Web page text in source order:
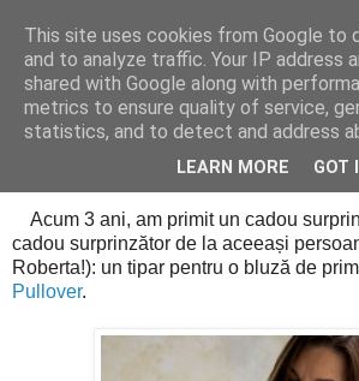
Cealalta realitate
joi, ianuarie 31, 2019
Pulover Eggwhite
Acum 3 ani, am primit un cadou
cadou surprinzător de la aceeași
Roberta!): un tipar pentru o bluză de
Pullover.
This site uses cookies from Google to
and to analyze traffic. Your IP address
shared with Google along with
metrics to ensure quality of service,
statistics, and to detect and address
LEARN MORE GOT